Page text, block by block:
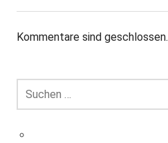
Kommentare sind geschlossen.